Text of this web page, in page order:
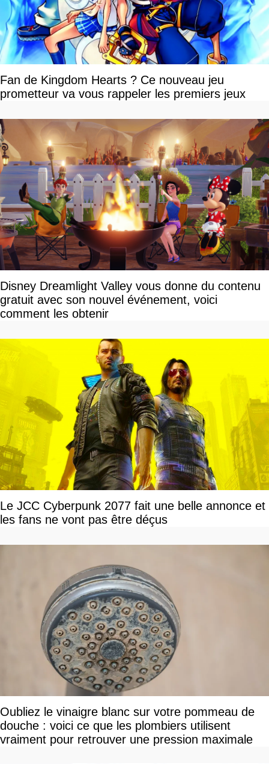
Fan de Kingdom Hearts ? Ce nouveau jeu
prometteur va vous rappeler les premiers jeux
Disney Dreamlight Valley vous donne du contenu
gratuit avec son nouvel événement, voici
comment les obtenir
Le JCC Cyberpunk 2077 fait une belle annonce et
les fans ne vont pas être déçus
Oubliez le vinaigre blanc sur votre pommeau de
douche : voici ce que les plombiers utilisent
vraiment pour retrouver une pression maximale